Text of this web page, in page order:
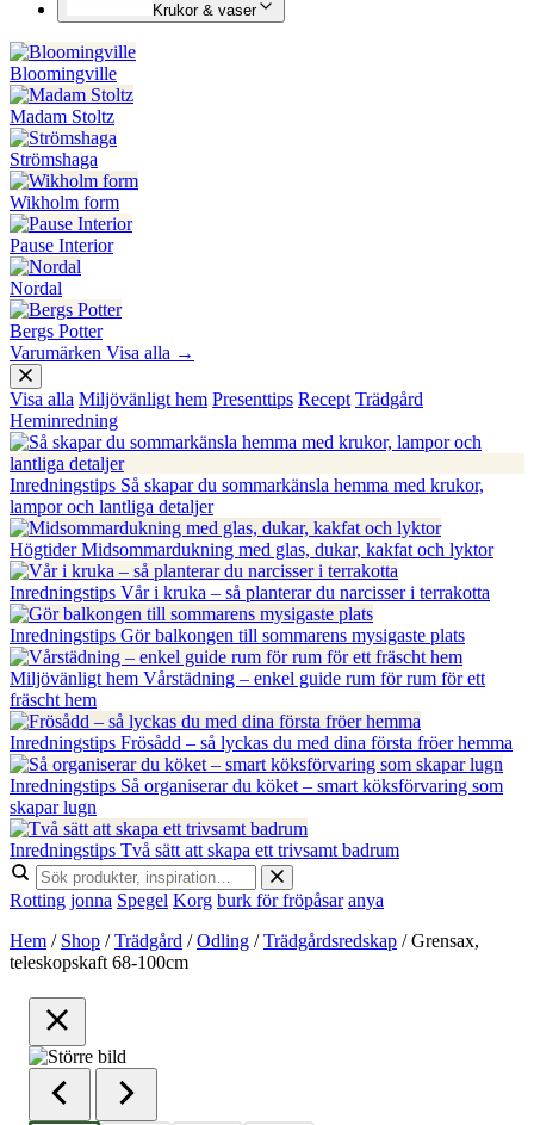
Krukor & vaser
Bloomingville
Madam Stoltz
Strömshaga
Wikholm form
Pause Interior
Nordal
Bergs Potter
Varumärken Visa alla →
Visa alla Miljövänligt hem Presenttips Recept Trädgård
Heminredning
Inredningstips Så skapar du sommarkänsla hemma med krukor,
lampor och lantliga detaljer
Högtider Midsommardukning med glas, dukar, kakfat och lyktor
Inredningstips Vår i kruka – så planterar du narcisser i terrakotta
Inredningstips Gör balkongen till sommarens mysigaste plats
Miljövänligt hem Vårstädning – enkel guide rum för rum för ett
fräscht hem
Inredningstips Frösådd – så lyckas du med dina första fröer hemma
Inredningstips Så organiserar du köket – smart köksförvaring som
skapar lugn
Inredningstips Två sätt att skapa ett trivsamt badrum
Rotting jonna Spegel Korg burk för fröpåsar anya
Hem / Shop /Trädgård /Odling /Trädgårdsredskap /Grensax,
teleskopskaft 68-100cm